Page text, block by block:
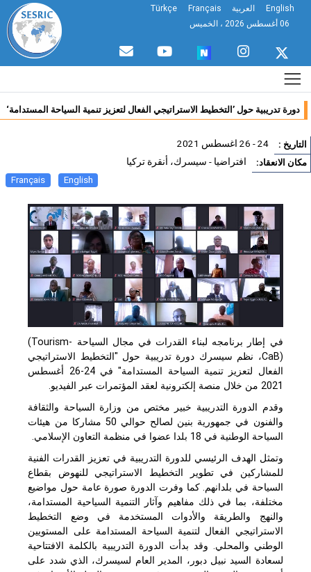
English العربية Français
Türkçe
دورة تدريبية حول ’التخطيط الاستراتيجي الفعال لتعزيز تنمية السياحة المستدامة‘
: 24 - 26 اغسطس 2021
الانعقاد: افتراضيا - سيسرك، أنقرة تركيا
English
Français
في إطار برنامجه لبناء القدرات في مجال السياحة(Tourism-
CaB)، نظم سيسرك دورة تدريبية حول "التخطيط الاستراتيجي
الفعال لتعزيز تنمية السياحة المستدامة" في 24-26 أغسطس
2021 من خلال منصة إلكترونية لعقد المؤتمرات عبر الفيديو.
وقدم الدورة التدريبية خبير مختص من وزارة السياحة والثقافة
والفنون في جمهورية بنين لصالح حوالي 50 مشاركا من هيئات
السياحة الوطنية في 18 بلدا عضوا في منظمة التعاون الإسلامي.
وتمثل الهدف الرئيسي للدورة التدريبية في تعزيز القدرات الفنية
للمشاركين في تطوير التخطيط الاستراتيجي للنهوض بقطاع
السياحة في بلدانهم. كما وفرت الدورة صورة عامة حول مواضيع
مختلفة، بما في ذلك مفاهيم وآثار التنمية السياحية المستدامة،
والنهج والطريقة والأدوات المستخدمة في وضع التخطيط
الاستراتيجي الفعال لتنمية السياحة المستدامة على المستويين
الوطني والمحلي. وقد بدأت الدورة التدريبية بالكلمة الافتتاحية
لسعادة السيد نبيل دبور، المدير العام لسيسرك، الذي شدد على